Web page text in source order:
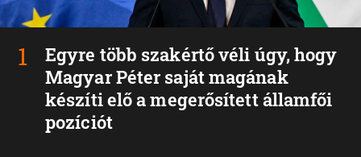
Egyre több szakértő véli úgy, hogy
Magyar Péter saját magának
készíti elő a megerősített államfői
pozíciót